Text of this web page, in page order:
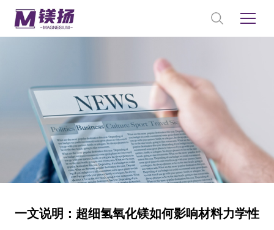
一文说明：超细氢氧化镁如何影响材料力学性